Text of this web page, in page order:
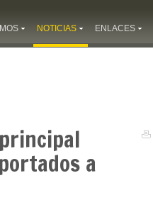
NOTICIAS ENLACES
a